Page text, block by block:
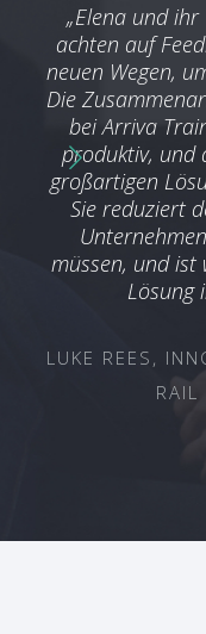
„Elena und
achten auf
neuen Wegen,
Die
bei Arriva
produktiv, und
großartigen
Sie reduziert
müssen, und ist
Lösung
LUKE REES,
RAIL